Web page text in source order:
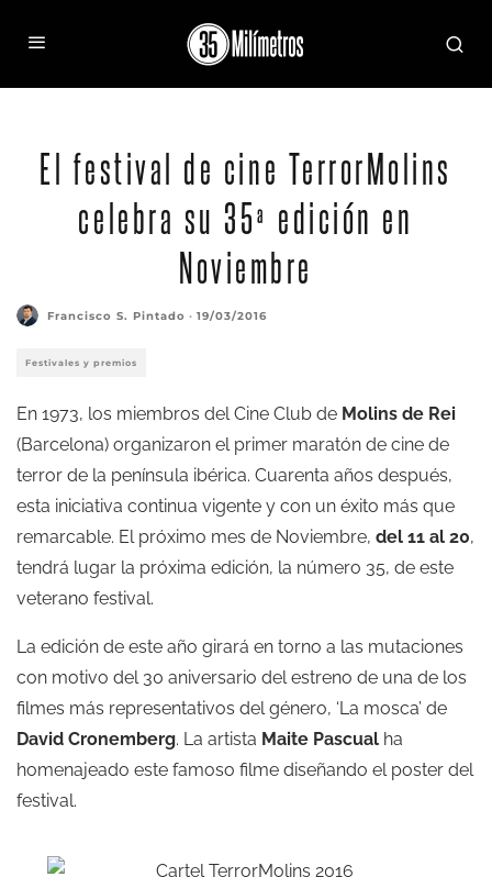
El festival de cine TerrorMolins
celebra su 35ª edición en
Noviembre
Francisco S. Pintado · 19/03/2016
Festivales y premios
En 1973, los miembros del Cine Club de Molins de Rei
(Barcelona) organizaron el primer maratón de cine de
terror de la península ibérica. Cuarenta años después,
esta iniciativa continua vigente y con un éxito más que
remarcable. El próximo mes de Noviembre, del 11 al 20,
tendrá lugar la próxima edición, la número 35, de este
veterano festival.
La edición de este año girará en torno a las mutaciones
con motivo del 30 aniversario del estreno de una de los
filmes más representativos del género, ‘La mosca’ de
David Cronemberg. La artista Maite Pascual ha
homenajeado este famoso filme diseñando el poster del
festival.